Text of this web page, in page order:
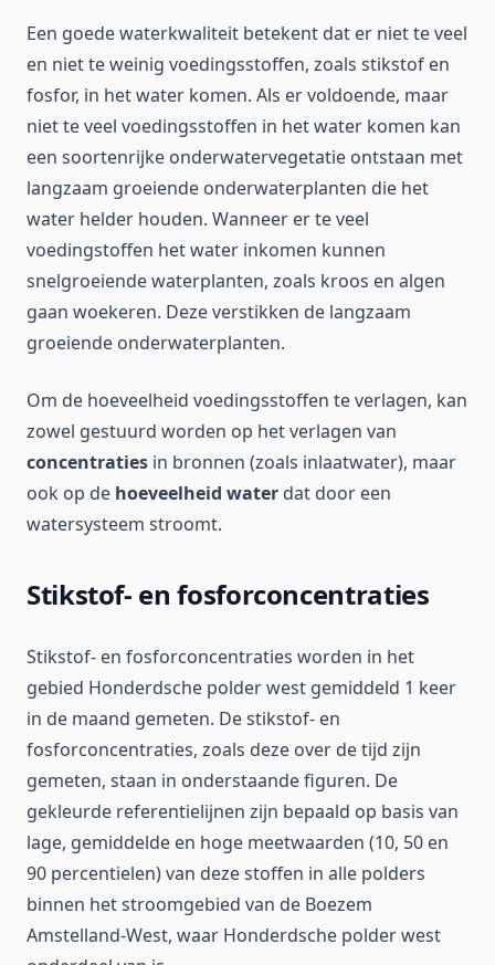
Een goede waterkwaliteit betekent dat er niet te veel
en niet te weinig voedingsstoffen, zoals stikstof en
fosfor, in het water komen. Als er voldoende, maar
niet te veel voedingsstoffen in het water komen kan
een soortenrijke onderwatervegetatie ontstaan met
langzaam groeiende onderwaterplanten die het
water helder houden. Wanneer er te veel
voedingstoffen het water inkomen kunnen
snelgroeiende waterplanten, zoals kroos en algen
gaan woekeren. Deze verstikken de langzaam
groeiende onderwaterplanten.
Om de hoeveelheid voedingsstoffen te verlagen, kan
zowel gestuurd worden op het verlagen van
concentraties in bronnen (zoals inlaatwater), maar
ook op de hoeveelheid water dat door een
watersysteem stroomt.
Stikstof- en fosforconcentraties
Stikstof- en fosforconcentraties worden in het
gebied Honderdsche polder west gemiddeld 1 keer
in de maand gemeten. De stikstof- en
fosforconcentraties, zoals deze over de tijd zijn
gemeten, staan in onderstaande figuren. De
gekleurde referentielijnen zijn bepaald op basis van
lage, gemiddelde en hoge meetwaarden (10, 50 en
90 percentielen) van deze stoffen in alle polders
binnen het stroomgebied van de Boezem
Amstelland-West, waar Honderdsche polder west